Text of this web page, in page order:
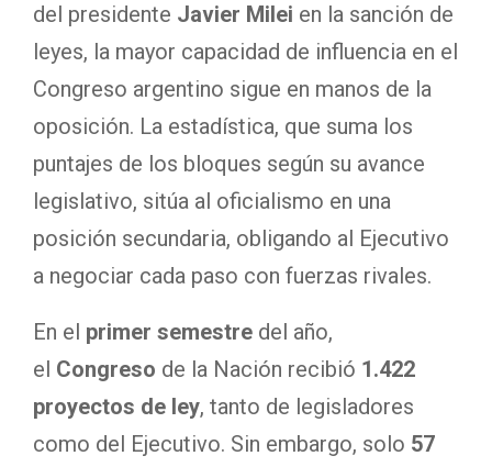
del presidente Javier Milei en la sanción de
leyes, la mayor capacidad de influencia en el
Congreso argentino sigue en manos de la
oposición. La estadística, que suma los
puntajes de los bloques según su avance
legislativo, sitúa al oficialismo en una
posición secundaria, obligando al Ejecutivo
a negociar cada paso con fuerzas rivales.
En el primer semestre del año,
el Congreso de la Nación recibió 1.422
proyectos de ley, tanto de legisladores
como del Ejecutivo. Sin embargo, solo 57